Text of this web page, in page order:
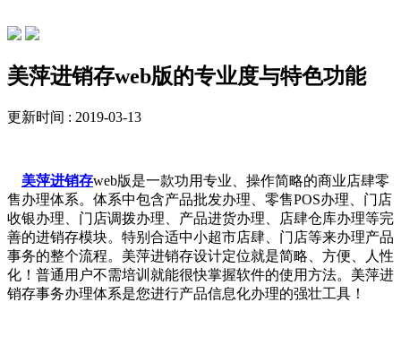
美萍进销存web版的专业度与特色功能
更新时间 : 2019-03-13
美萍进销存web版是一款功用专业、操作简略的商业店肆零
售办理体系。体系中包含产品批发办理、零售POS办理、门店
收银办理、门店调拨办理、产品进货办理、店肆仓库办理等完
善的进销存模块。特别合适中小超市店肆、门店等来办理产品
事务的整个流程。美萍进销存设计定位就是简略、方便、人性
化！普通用户不需培训就能很快掌握软件的使用方法。美萍进
销存事务办理体系是您进行产品信息化办理的强壮工具！